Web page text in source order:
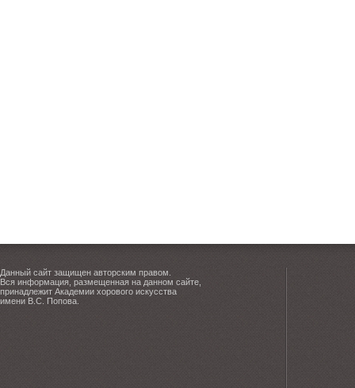
Данный сайт защищен авторским правом.
Вся информация, размещенная на данном сайте,
принадлежит Академии хорового искусства
имени В.С. Попова.